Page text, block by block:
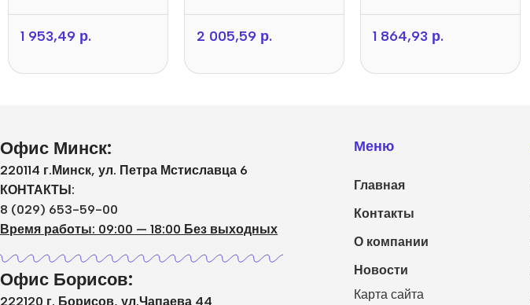
1 953,49 р. 2 005,59 р. 1 864,93 р.
Офис Минск:
220114 г.Минск, ул. Петра Мстиславца 6
КОНТАКТЫ:
8 (029) 653-59-00
Время работы: 09:00 — 18:00 Без выходных
Офис Борисов:
222120 г. Борисов, ул.Чапаева 44
Меню
Главная
Контакты
О компании
Новости
Карта сайта